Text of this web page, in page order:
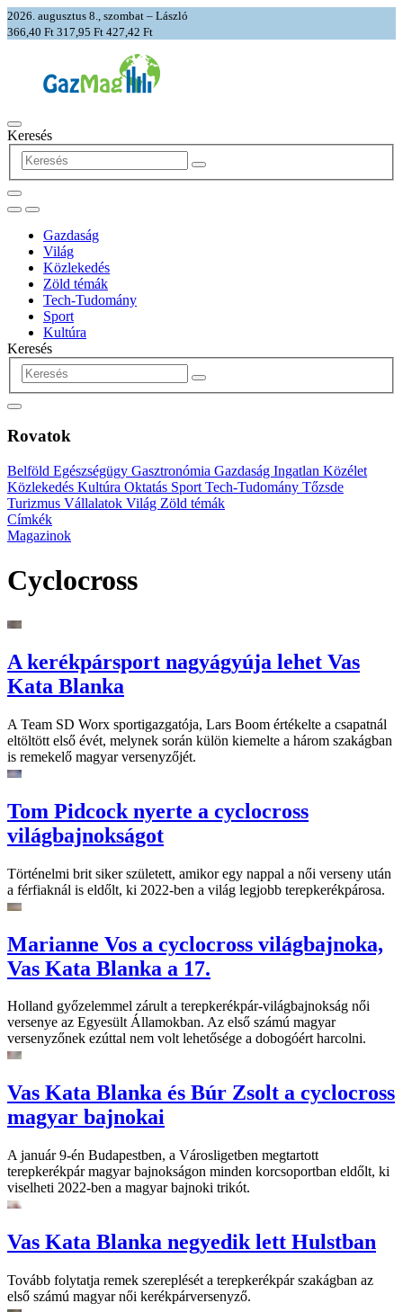
2026. augusztus 8., szombat – László
366,40 Ft 317,95 Ft 427,42 Ft
Keresés
Gazdaság
Világ
Közlekedés
Zöld témák
Tech-Tudomány
Sport
Kultúra
Keresés
Rovatok
Belföld Egészségügy Gasztronómia Gazdaság Ingatlan Közélet
Közlekedés Kultúra Oktatás Sport Tech-Tudomány Tőzsde
Turizmus Vállalatok Világ Zöld témák
Címkék
Magazinok
Cyclocross
A kerékpársport nagyágyúja lehet Vas
Kata Blanka
A Team SD Worx sportigazgatója, Lars Boom értékelte a csapatnál
eltöltött első évét, melynek során külön kiemelte a három szakágban
is remekelő magyar versenyzőjét.
Tom Pidcock nyerte a cyclocross
világbajnokságot
Történelmi brit siker született, amikor egy nappal a női verseny után
a férfiaknál is eldőlt, ki 2022-ben a világ legjobb terepkerékpárosa.
Marianne Vos a cyclocross világbajnoka,
Vas Kata Blanka a 17.
Holland győzelemmel zárult a terepkerékpár-világbajnokság női
versenye az Egyesült Államokban. Az első számú magyar
versenyzőnek ezúttal nem volt lehetősége a dobogóért harcolni.
Vas Kata Blanka és Búr Zsolt a cyclocross
magyar bajnokai
A január 9-én Budapestben, a Városligetben megtartott
terepkerékpár magyar bajnokságon minden korcsoportban eldőlt, ki
viselheti 2022-ben a magyar bajnoki trikót.
Vas Kata Blanka negyedik lett Hulstban
Tovább folytatja remek szereplését a terepkerékpár szakágban az
első számú magyar női kerékpárversenyző.